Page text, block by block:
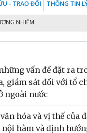
- TRAO ĐỔI THÔNG TIN
KỲ 2026 - 2031
vấn đề đặt ra
giám sát đối với tổ
ngoài nước
hóa và vị thế của
hàm và định